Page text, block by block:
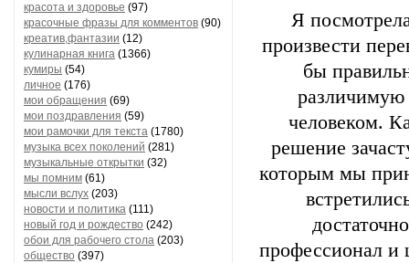
красота и здоровье (97)
красочные фразы для комментов (90)
креатив,фантазии (12)
кулинарная книга (1366)
кумиры (54)
личное (176)
мои обращения (69)
мои поздравления (59)
мои рамочки для текста (1780)
музыка всех поколений (281)
музыкальные открытки (32)
мы помним (61)
мысли вслух (203)
новости и политика (111)
новый год и рождество (242)
обои для рабочего стола (203)
общество (397)
Я
произвести
бы
различимую
человеком.
решение
которым мы
профессионал и